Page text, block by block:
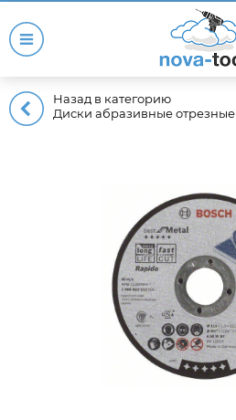
Назад в категорию
Диски абразивные отрезные